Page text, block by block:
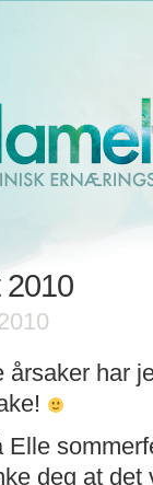
2010
årsaker har
Elle
deg at det